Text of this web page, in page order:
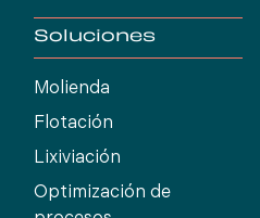
Soluciones
Molienda
Flotación
Lixiviación
Optimización de